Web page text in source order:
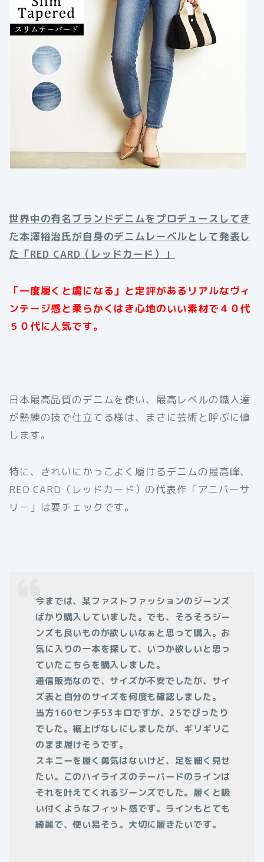
世界中の有名ブランドデニムをプロデュースしてき
た本澤裕治氏が自身のデニムレーベルとして発表し
た「RED CARD（レッドカード）」
「一度履くと虜になる」と定評があるリアルなヴィ
ンテージ感と柔らかくはき心地のいい素材で４０代
５０代に人気です。
日本最高品質のデニムを使い、最高レベルの職人達
が熟練の技で仕立てる様は、まさに芸術と呼ぶに値
します。
特に、きれいにかっこよく履けるデニムの最高峰、
RED CARD（レッドカード）の代表作「アニバーサ
リー」は要チェックです。
今までは、某ファストファッションのジーンズ
ばかり購入していました。でも、そろそろジー
ンズも良いものが欲しいなぁと思って購入。お
気に入りの一本を探して、いつか欲しいと思っ
ていたこちらを購入しました。
通信販売なので、サイズが不安でしたが、サイ
ズ表と自分のサイズを何度も確認しました。
当方160センチ53キロですが、25でぴったり
でした。裾上げなしにしましたが、ギリギリこ
のまま履けそうです。
スキニーを履く勇気はないけど、足を細く見せ
たい。このハイライズのテーパードのラインは
それを叶えてくれるジーンズでした。履くと吸
い付くようなフィット感です。ラインもとても
綺麗で、使い易そう。大切に履きたいです。